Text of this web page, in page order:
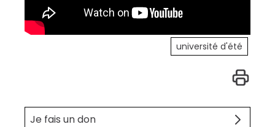
université d'été
Je fais un don